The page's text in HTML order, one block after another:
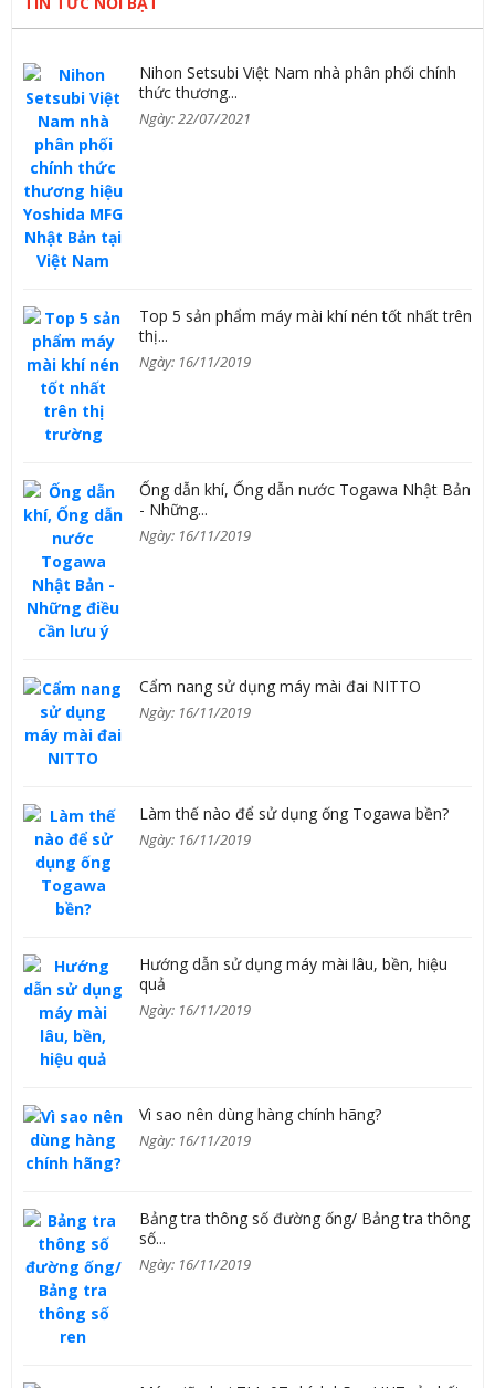
Nihon Setsubi Việt Nam nhà phân phối chính
thức thương...
Ngày: 22/07/2021
Top 5 sản phẩm máy mài khí nén tốt nhất trên
thị...
Ngày: 16/11/2019
Ống dẫn khí, Ống dẫn nước Togawa Nhật Bản
- Những...
Ngày: 16/11/2019
Cẩm nang sử dụng máy mài đai NITTO
Ngày: 16/11/2019
Làm thế nào để sử dụng ống Togawa bền?
Ngày: 16/11/2019
Hướng dẫn sử dụng máy mài lâu, bền, hiệu
quả
Ngày: 16/11/2019
Vì sao nên dùng hàng chính hãng?
Ngày: 16/11/2019
Bảng tra thông số đường ống/ Bảng tra thông
số...
Ngày: 16/11/2019